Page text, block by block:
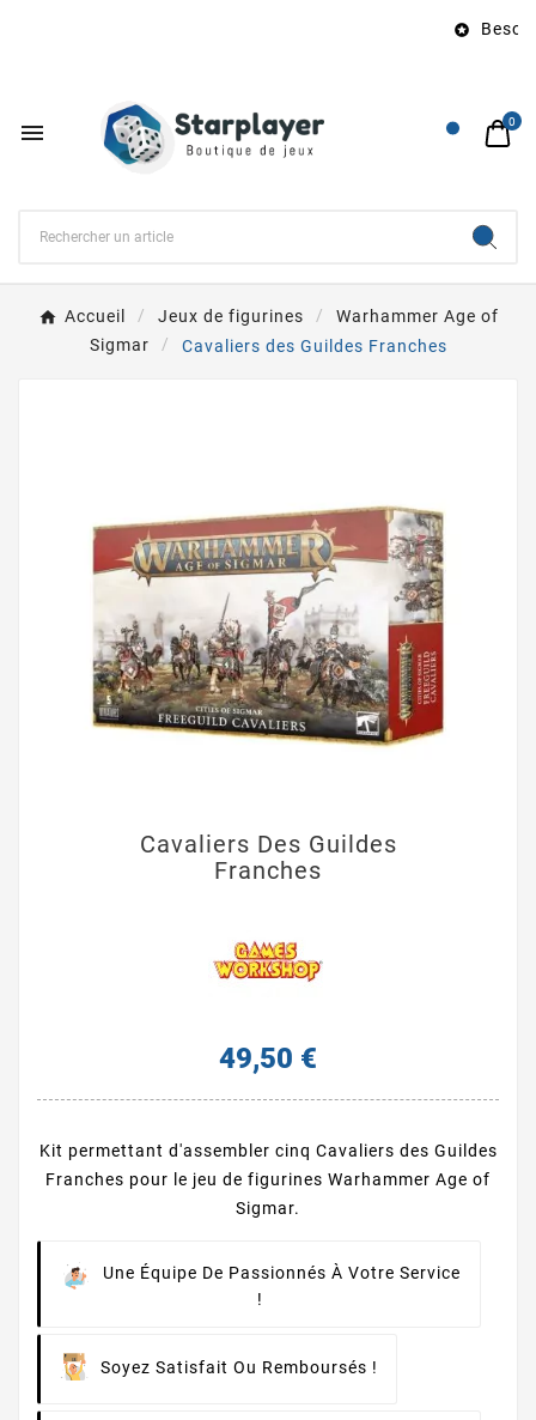
 Besoin
 0
Accueil Jeux de figurines
Warhammer Age of
Sigmar
Cavaliers des Guildes Franches
Cavaliers Des Guildes
Franches
49,50 €
Kit permettant d'assembler cinq Cavaliers des Guildes
Franches pour le jeu de figurines Warhammer Age of
Sigmar.
Une Équipe De Passionnés À Votre Service
!
Soyez Satisfait Ou Remboursés !